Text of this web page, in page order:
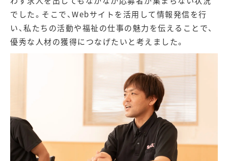
でした。そこで、Webサイトを活用して情報発信を行
い、私たちの活動や福祉の仕事の魅力を伝えることで、
優秀な人材の獲得につなげたいと考えました。